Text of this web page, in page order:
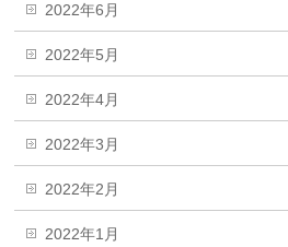
2022年6月
2022年5月
2022年4月
2022年3月
2022年2月
2022年1月